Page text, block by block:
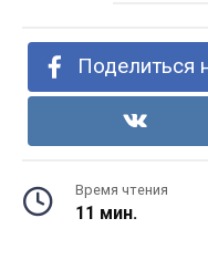
Поделиться
Время чтения
11 мин.